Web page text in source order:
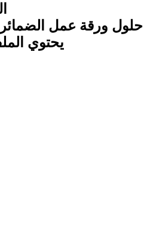
حلول ورقة عمل
يحتوي